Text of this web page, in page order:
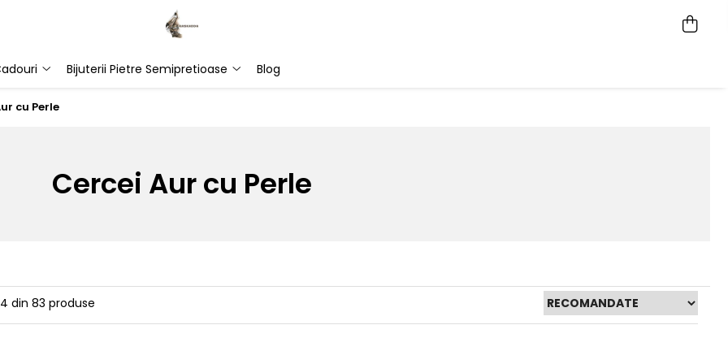
Bijuterii Pietre Semipretioase Blog
cu Perle
Cercei Aur cu Perle
din 83 produse